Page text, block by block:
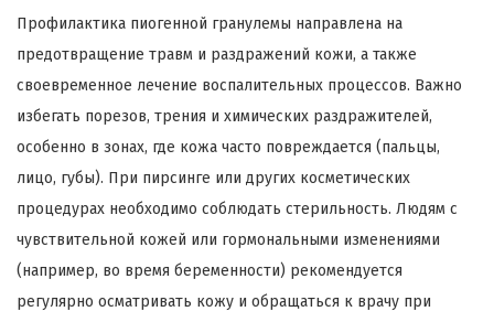
Профилактика пиогенной гранулемы направлена на
предотвращение травм и раздражений кожи, а также
своевременное лечение воспалительных процессов. Важно
избегать порезов, трения и химических раздражителей,
особенно в зонах, где кожа часто повреждается (пальцы,
лицо, губы). При пирсинге или других косметических
процедурах необходимо соблюдать стерильность. Людям с
чувствительной кожей или гормональными изменениями
(например, во время беременности) рекомендуется
регулярно осматривать кожу и обращаться к врачу при